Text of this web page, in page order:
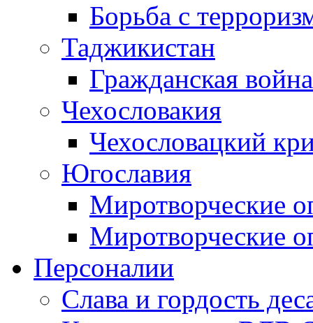
Борьба с
Таджикистан
Гражданская
Чехословакия
Чехословацкий
Югославия
Миротворческие
Миротворческие
Персоналии
Слава и гордость